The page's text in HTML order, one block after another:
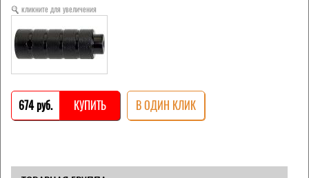
кликните для увеличения
674 pуб. КУПИТЬ В ОДИН КЛИК